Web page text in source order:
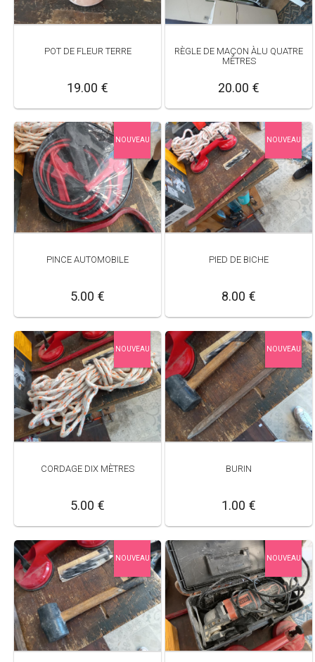
POT DE FLEUR TERRE
19.00 €
RÈGLE DE MAÇON ÀLU QUATRE
MÈTRES
20.00 €
NOUVEAU
PINCE AUTOMOBILE
5.00 €
NOUVEAU
PIED DE BICHE
8.00 €
NOUVEAU
CORDAGE DIX MÈTRES
5.00 €
NOUVEAU
BURIN
1.00 €
NOUVEAU NOUVEAU